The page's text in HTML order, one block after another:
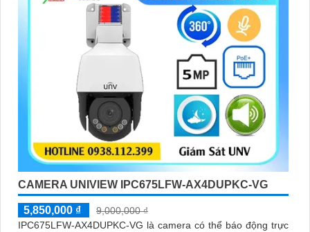
CAMERA UNIVIEW IPC675LFW-AX4DUPKC-VG
5,850,000 ₫
9,000,000 ₫
IPC675LFW-AX4DUPKC-VG là camera có thể báo động trực